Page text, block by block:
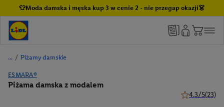
👕Moda damska i męska kup 3 w cenie 2 - nie przegap okazji👗
/ Piżamy damskie
ESMARA®
Piżama damska z modalem
4.3/5(23)